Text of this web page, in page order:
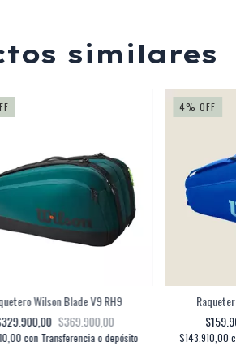
similares
Wilson Blade V9 RH9
$369.900,00
con Transferencia o depósito
4%OFF
$143.910,00